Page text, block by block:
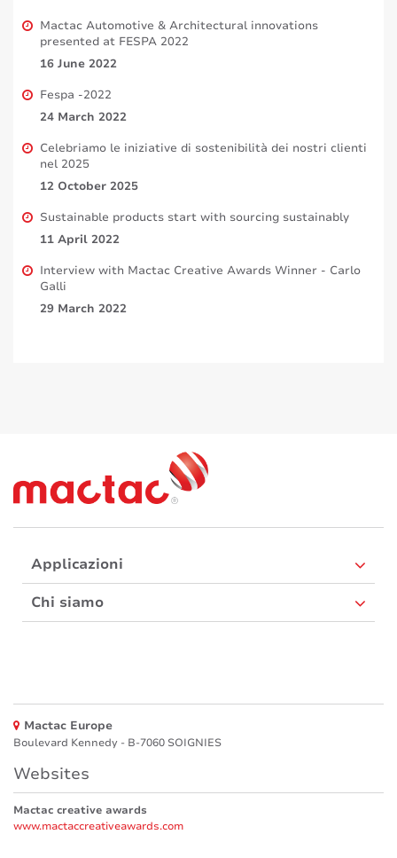
Mactac Automotive & Architectural innovations
presented at FESPA 2022
16 June 2022
Fespa -2022
24 March 2022
Celebriamo le iniziative di sostenibilità dei nostri clienti
nel 2025
12 October 2025
Sustainable products start with sourcing sustainably
11 April 2022
Interview with Mactac Creative Awards Winner - Carlo
Galli
29 March 2022
Applicazioni
Chi siamo
Mactac Europe
Boulevard Kennedy - B-7060 SOIGNIES
Websites
Mactac creative awards
www.mactaccreativeawards.com